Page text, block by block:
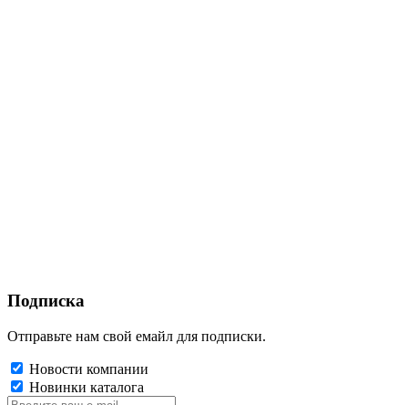
Подписка
Отправьте нам свой емайл для подписки.
Новости компании
Новинки каталога